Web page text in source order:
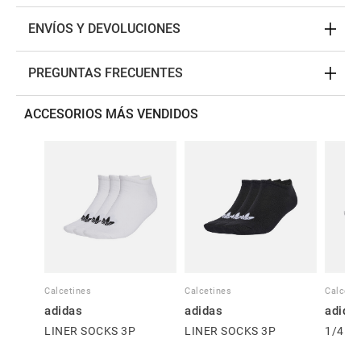
ENVÍOS Y DEVOLUCIONES
PREGUNTAS FRECUENTES
ACCESORIOS MÁS VENDIDOS
Calcetines
adidas
LINER SOCKS 3P
Calcetines
adidas
LINER SOCKS 3P 1/4